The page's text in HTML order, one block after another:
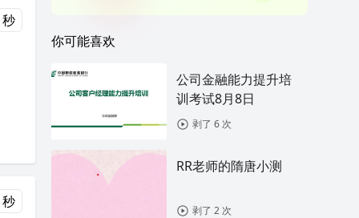
你可能喜欢
公司金融能力提升培
训考试8月8日
剥了 6 次
RR老师的隋唐小测
剥了 2 次